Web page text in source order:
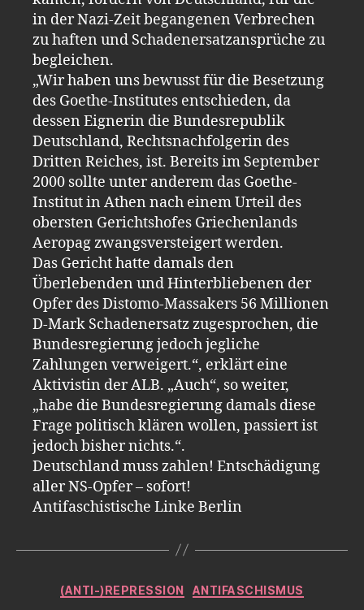
in der Nazi-Zeit begangenen Verbrechen
zu haften und Schadenersatzansprüche zu
begleichen.
„Wir haben uns bewusst für die Besetzung
des Goethe-Institutes entschieden, da
dessen Eignerin die Bundesrepublik
Deutschland, Rechtsnachfolgerin des
Dritten Reiches, ist. Bereits im September
2000 sollte unter anderem das Goethe-
Institut in Athen nach einem Urteil des
obersten Gerichtshofes Griechenlands
Aeropag zwangsversteigert werden.
Das Gericht hatte damals den
Überlebenden und Hinterbliebenen der
Opfer des Distomo-Massakers 56 Millionen
D-Mark Schadenersatz zugesprochen, die
Bundesregierung jedoch jegliche
Zahlungen verweigert.“, erklärt eine
Aktivistin der ALB. „Auch“, so weiter,
„habe die Bundesregierung damals diese
Frage politisch klären wollen, passiert ist
jedoch bisher nichts.“.
Deutschland muss zahlen! Entschädigung
aller NS-Opfer – sofort!
Antifaschistische Linke Berlin
Kategorien
(ANTI-)REPRESSION ANTIFASCHISMUS